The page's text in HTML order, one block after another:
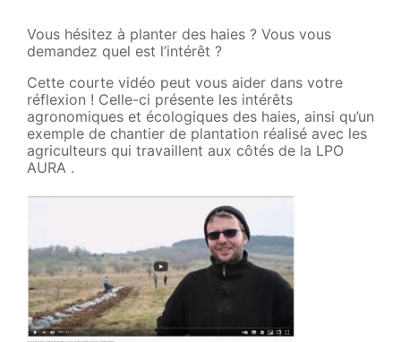
Vous hésitez à planter des haies ? Vous vous
demandez quel est l’intérêt ?
Cette courte vidéo peut vous aider dans votre
réflexion ! Celle-ci présente les intérêts
agronomiques et écologiques des haies, ainsi qu’un
exemple de chantier de plantation réalisé avec les
agriculteurs qui travaillent aux côtés de la LPO
AURA .